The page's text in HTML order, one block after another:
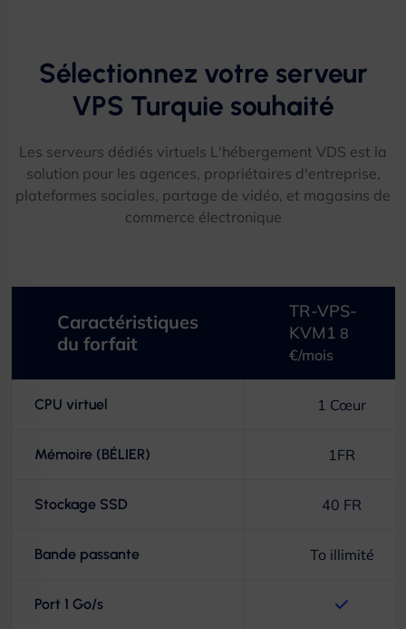
Sélectionnez votre serveur
VPS Turquie souhaité​
Les serveurs dédiés virtuels L'hébergement VDS est la
solution pour les agences, propriétaires d'entreprise,
plateformes sociales, partage de vidéo, et magasins de
commerce électronique​
Caractéristiques
du forfait
TR-VPS-
KVM1 8
€/mois
CPU virtuel 1 Cœur
Mémoire (BÉLIER) 1FR
Stockage SSD 40 FR
Bande passante To illimité
Port 1 Go/s